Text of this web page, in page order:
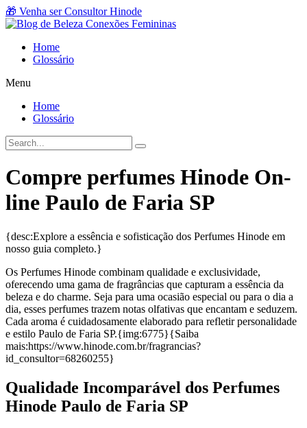
Ir
para
conteúdo
🎁 Venha ser Consultor Hinode
Home
Glossário
Menu
Home
Glossário
Compre perfumes Hinode On-
line Paulo de Faria SP
{desc:Explore a essência e sofisticação dos Perfumes Hinode em
nosso guia completo.}
Os Perfumes Hinode combinam qualidade e exclusividade,
oferecendo uma gama de fragrâncias que capturam a essência da
beleza e do charme. Seja para uma ocasião especial ou para o dia a
dia, esses perfumes trazem notas olfativas que encantam e seduzem.
Cada aroma é cuidadosamente elaborado para refletir personalidade
e estilo Paulo de Faria SP.{img:6775}{Saiba
mais:https://www.hinode.com.br/fragrancias?
id_consultor=68260255}
Qualidade Incomparável dos Perfumes
Hinode Paulo de Faria SP